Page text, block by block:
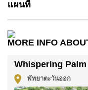
โฉนดที่ดินของอสังห
ค้นพบโอกาสในการ
คุณ!
แผนที่
MORE INFO
Whispering Palm
พัทยาตะวันออก